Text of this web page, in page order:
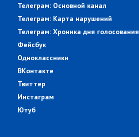
Телеграм: Основной канал
Телеграм: Карта нарушений
Телеграм: Хроника дня голосования
Фейсбук
Одноклассники
ВКонтакте
Твиттер
Инстаграм
Ютуб